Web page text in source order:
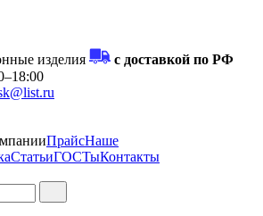
изделия
с доставкой по РФ
ПрайсНаше
СтатьиГОСТыКонтакты